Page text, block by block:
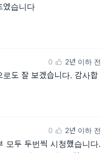
였습니다
0 2년 이하 전
로도 잘 보겠습니다. 감사합
0 2년 이하 전
모두 두번씩 시청했습니다.